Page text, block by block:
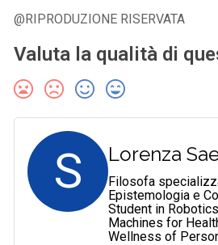
@RIPRODUZIONE RISERVATA
Valuta la qualità di
S Lorenza
Filosofa
Epistemologia e
Student in
Machines for
Wellness of